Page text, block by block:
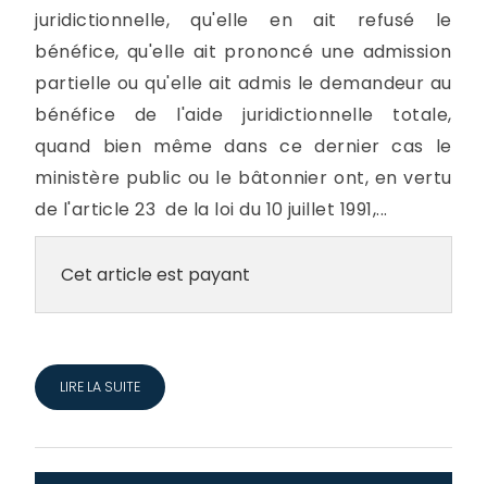
juridictionnelle, qu'elle en ait refusé le
bénéfice, qu'elle ait prononcé une admission
partielle ou qu'elle ait admis le demandeur au
bénéfice de l'aide juridictionnelle totale,
quand bien même dans ce dernier cas le
ministère public ou le bâtonnier ont, en vertu
de l'article 23 de la loi du 10 juillet 1991,...
Cet article est payant
LIRE LA SUITE